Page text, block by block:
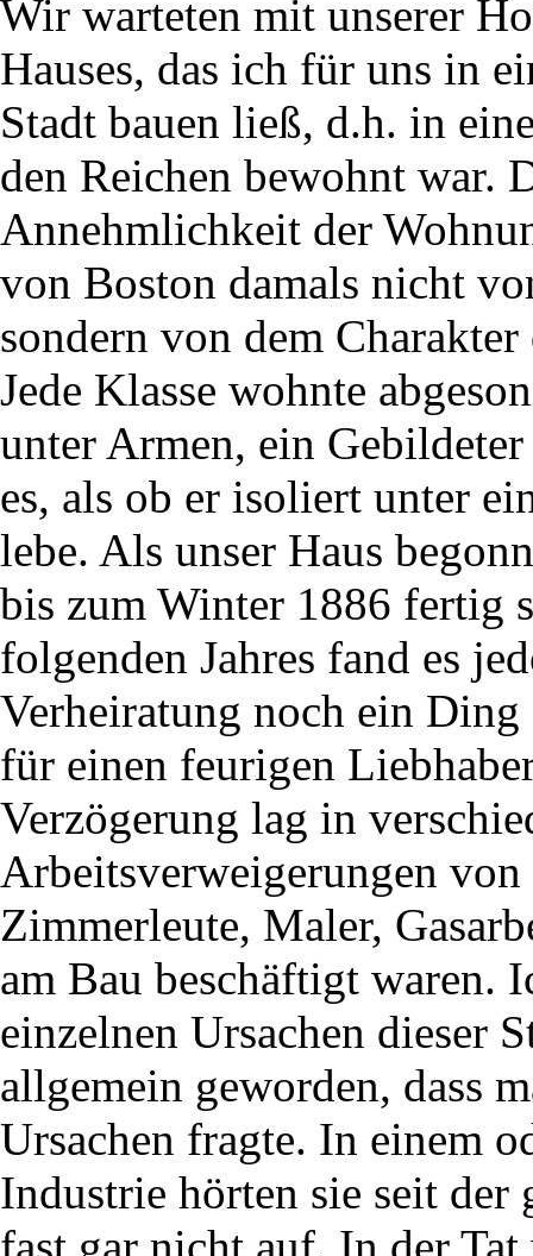
Wir warteten mit unserer
Hauses, das ich für uns in
Stadt bauen ließ, d.h. in
den Reichen bewohnt war.
Annehmlichkeit der
von Boston damals nicht
sondern von dem
Jede Klasse wohnte
unter Armen, ein
es, als ob er isoliert unter
lebe. Als unser Haus
bis zum Winter 1886 fertig
folgenden Jahres fand es
Verheiratung noch ein
für einen feurigen
Verzögerung lag in
Arbeitsverweigerungen
Zimmerleute, Maler,
am Bau beschäftigt waren.
einzelnen Ursachen dieser
allgemein geworden, dass
Ursachen fragte. In einem
Industrie hörten sie seit der